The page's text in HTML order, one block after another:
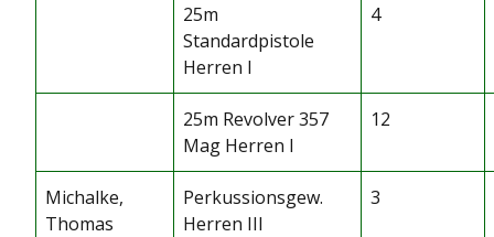
25m
Standardpistole
Herren I
4
25m Revolver 357
Mag Herren I
12
Michalke,
Thomas
Perkussionsgew.
Herren III
3